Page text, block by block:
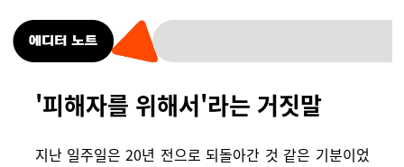
'피해자를 위해서'라는 거짓말
지난 일주일은 20년 전으로 되돌아간 것 같은 기분이었